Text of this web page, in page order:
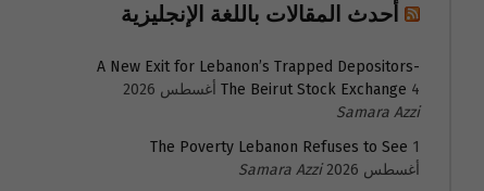
أحدث المقالات باللغة الإنجليزية
A New Exit for Lebanon’s Trapped Depositors-
The Beirut Stock Exchange 4 أغسطس 2026
Samara Azzi
The Poverty Lebanon Refuses to See 1
أغسطس 2026
Samara Azzi